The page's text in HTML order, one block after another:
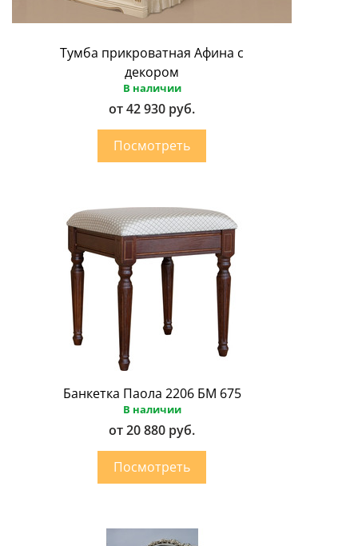
Тумба прикроватная Афина с
декором
В наличии
от 42 930 руб.
Банкетка Паола 2206 БМ 675
В наличии
от 20 880 руб.